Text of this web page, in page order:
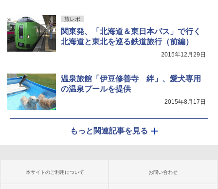
旅レポ
関東発、「北海道＆東日本パス」で行く
北海道と東北を巡る鉄道旅行（前編）
2015年12月29日
温泉旅館「伊豆修善寺 絆」、愛犬専用
の温泉プールを提供
2015年8月17日
もっと関連記事を見る
本サイトのご利用について お問い合わせ